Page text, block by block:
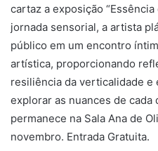
cartaz a exposição
jornada sensorial, a artista
público em um encontro
artística, proporcionando
resiliência da verticalidade e
explorar as nuances de cada
permanece na Sala Ana de
novembro. Entrada Gratuita.